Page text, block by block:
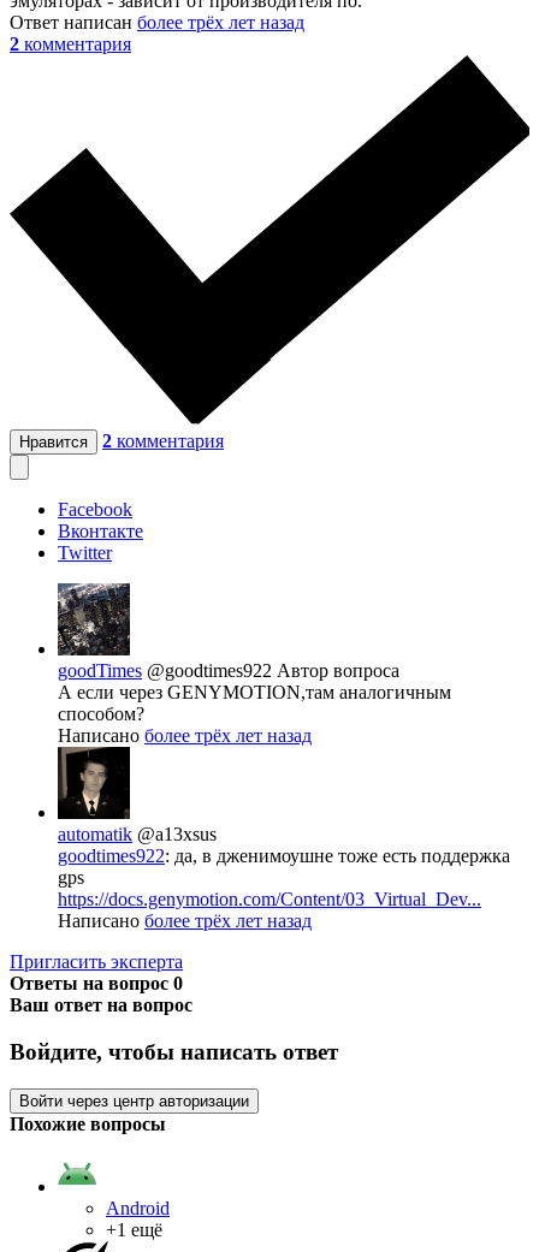
Ответ написан более трёх лет назад
2 комментария
Нравится 2 комментария
Facebook
Вконтакте
Twitter
goodTimes @goodtimes922 Автор вопроса
А если через GENYMOTION,там аналогичным
способом?
Написано более трёх лет назад
automatik @a13xsus
goodtimes922: да, в дженимоушне тоже есть поддержка
gps
https://docs.genymotion.com/Content/03_Virtual_Dev...
Написано более трёх лет назад
Пригласить эксперта
Ответы на вопрос 0
Ваш ответ на вопрос
Войдите, чтобы написать ответ
Войти через центр авторизации
Похожие вопросы
Android
+1 ещё